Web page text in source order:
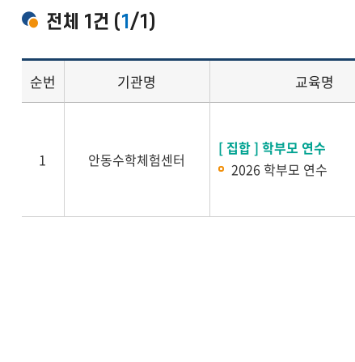
전체 1 건 (1 /1)
(순번,
기관명,
순번 기관명 교육명
1 안동수학체험센터
[ 집합 ] 학부모 연수
2026 학부모 연수